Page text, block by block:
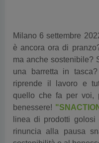
Milano 6 settembre
è ancora ora di
ma anche sostenibile?
una barretta in
riprende il lavoro e
quello che fa per voi,
benessere!
linea di prodotti
rinuncia alla pausa